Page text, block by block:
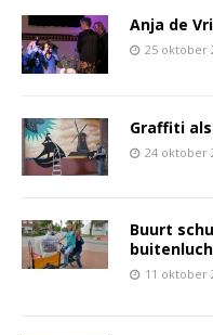
Anja de
25 oktober
Graffiti
24 oktober
Buurt
11 oktober